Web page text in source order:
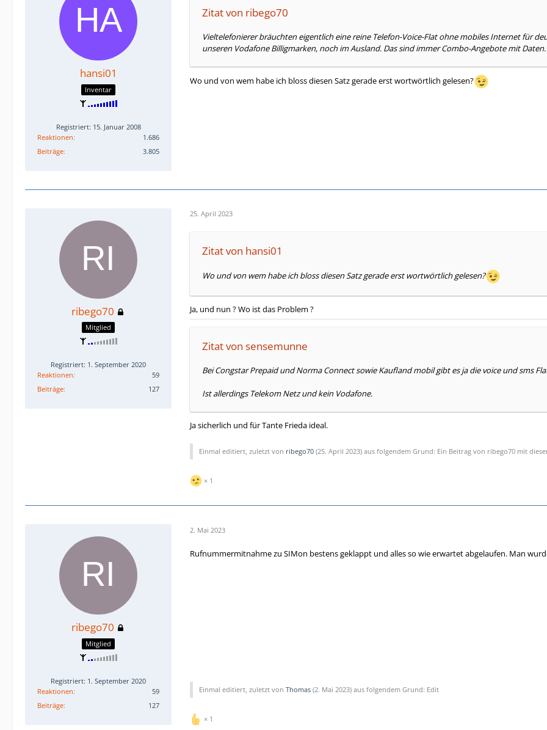
hansi01
Inventar
Registriert: 15. Januar 2008
Reaktionen
1.686
Beiträge
3.805
Zitat von ribego70
Vieltelefonierer bräuchten eigentlich eine reine Telefon-Voice-Flat ohne mobiles Internet für
unseren Vodafone Billigmarken, noch im Ausland. Das sind immer Combo-Angebote mit Daten.
Wo und von wem habe ich bloss diesen Satz gerade erst wortwörtlich gelesen?
ribego70
Mitglied
Registriert: 1. September 2020
Reaktionen
59
Beiträge
127
25. April 2023
Zitat von hansi01
Wo und von wem habe ich bloss diesen Satz gerade erst wortwörtlich gelesen?
Ja, und nun ? Wo ist das Problem ?
Zitat von sensemunne
Bei Congstar Prepaid und Norma Connect sowie Kaufland mobil gibt es ja die voice und sms
Ist allerdings Telekom Netz und kein Vodafone.
Ja sicherlich und für Tante Frieda ideal.
Einmal editiert, zuletzt von ribego70 (25. April 2023) aus folgendem Grund: Ein Beitrag von ribego70 mit
1
ribego70
Mitglied
Registriert: 1. September 2020
Reaktionen
59
Beiträge
127
2. Mai 2023
Rufnummermitnahme zu SIMon bestens geklappt und alles so wie erwartet abgelaufen. Man
Einmal editiert, zuletzt von Thomas (2. Mai 2023) aus folgendem Grund: Edit
1